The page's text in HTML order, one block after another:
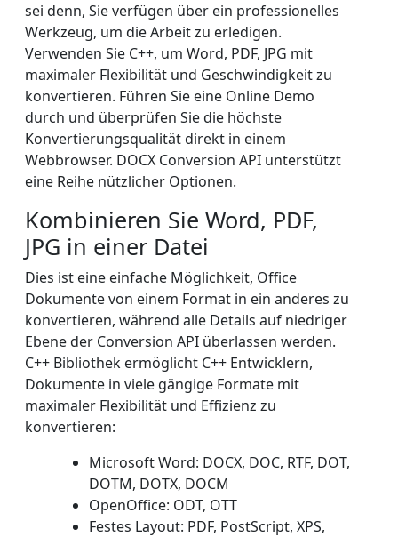
sei denn, Sie verfügen über ein professionelles
Werkzeug, um die Arbeit zu erledigen.
Verwenden Sie C++, um Word, PDF, JPG mit
maximaler Flexibilität und Geschwindigkeit zu
konvertieren. Führen Sie eine Online Demo
durch und überprüfen Sie die höchste
Konvertierungsqualität direkt in einem
Webbrowser. DOCX Conversion API unterstützt
eine Reihe nützlicher Optionen.
Kombinieren Sie Word, PDF,
JPG in einer Datei
Dies ist eine einfache Möglichkeit, Office
Dokumente von einem Format in ein anderes zu
konvertieren, während alle Details auf niedriger
Ebene der Conversion API überlassen werden.
C++ Bibliothek ermöglicht C++ Entwicklern,
Dokumente in viele gängige Formate mit
maximaler Flexibilität und Effizienz zu
konvertieren:
Microsoft Word: DOCX, DOC, RTF, DOT,
DOTM, DOTX, DOCM
OpenOffice: ODT, OTT
Festes Layout: PDF, PostScript, XPS,